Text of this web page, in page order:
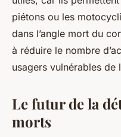
piétons ou les
dans l’angle mort du
à réduire le nombre
usagers vulnérables de
Le futur de la
morts